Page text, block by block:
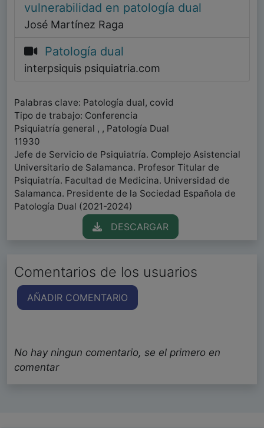
vulnerabilidad en patología dual
José Martínez Raga
Patología dual
interpsiquis psiquiatria.com
Palabras clave: Patología dual, covid
Tipo de trabajo: Conferencia
Psiquiatría general , , Patología Dual
11930
Jefe de Servicio de Psiquiatría. Complejo Asistencial
Universitario de Salamanca. Profesor Titular de
Psiquiatría. Facultad de Medicina. Universidad de
Salamanca. Presidente de la Sociedad Española de
Patología Dual (2021-2024)
DESCARGAR
Comentarios de los usuarios
AÑADIR COMENTARIO
No hay ningun comentario, se el primero en
comentar